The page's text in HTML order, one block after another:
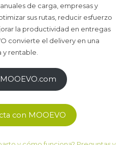
de carga, empresas y
sus rutas, reducir esfuerzo
la productividad en entregas
convierte el delivery en una
y rentable.
con MOOEVO